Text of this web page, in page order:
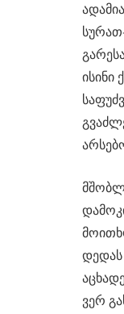
ისინი
დედას
ვერ